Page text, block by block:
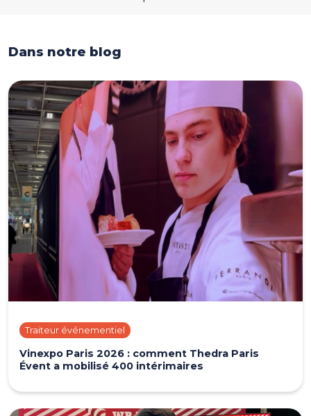
Dans notre blog
Traiteur événementiel
Vinexpo Paris 2026 : comment Thedra Paris
Évent a mobilisé 400 intérimaires